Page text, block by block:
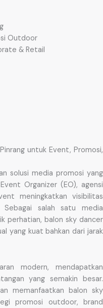
Outdoor
& Retail
untuk Event, Promosi,
solusi media promosi yang
Organizer (EO), agensi
meningkatkan visibilitas
salah satu media
perhatian, balon sky dancer
yang kuat bahkan dari jarak
modern, mendapatkan
yang semakin besar.
memanfaatkan balon sky
promosi outdoor, brand